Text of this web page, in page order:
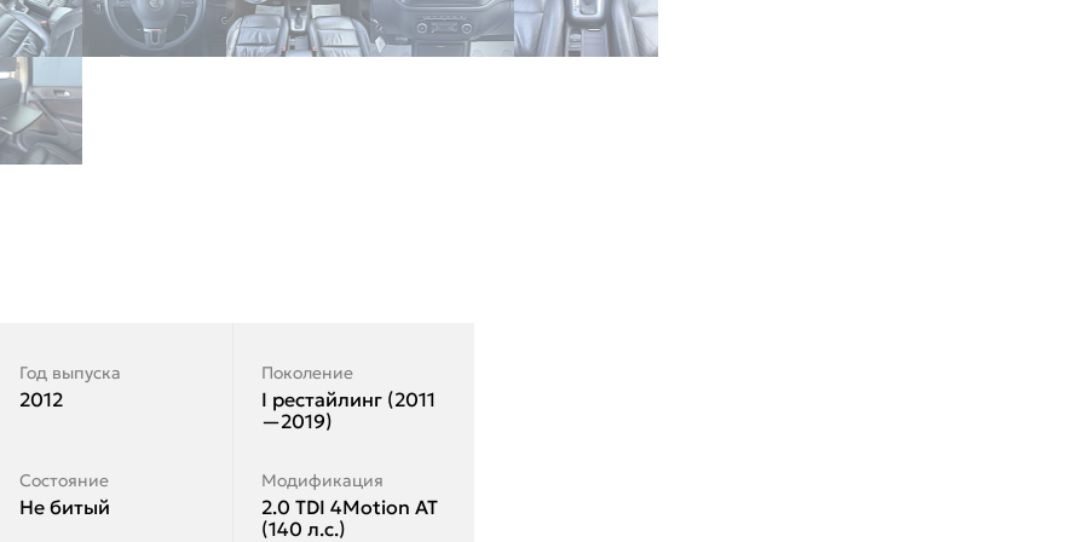
Год выпуска
2012
Поколение
I рестайлинг (2011
—2019)
Состояние
Не битый
Модификация
2.0 TDI 4Motion AT
(140 л.с.)